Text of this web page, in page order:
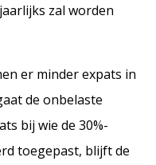
zal worden
er minder expats in
de onbelaste
bij wie de 30%-
toegepast, blijft de